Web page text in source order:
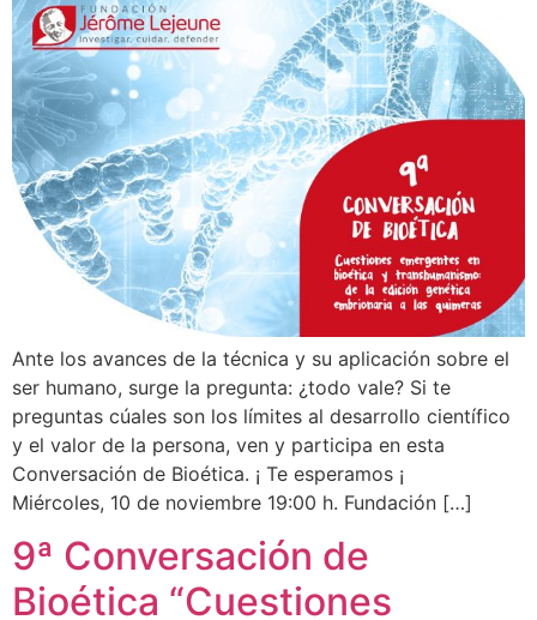
Ante los avances de la técnica y su aplicación sobre el
ser humano, surge la pregunta: ¿todo vale? Si te
preguntas cúales son los límites al desarrollo científico
y el valor de la persona, ven y participa en esta
Conversación de Bioética. ¡ Te esperamos ¡
Miércoles, 10 de noviembre 19:00 h. Fundación […]
9ª Conversación de
Bioética “Cuestiones